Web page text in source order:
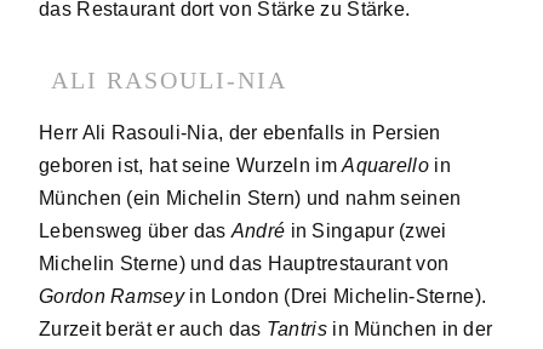
das Restaurant dort von Stärke zu Stärke.
ALI RASOULI-NIA
Herr Ali Rasouli-Nia, der ebenfalls in Persien
geboren ist, hat seine Wurzeln imAquarelloin
München (ein Michelin Stern) und nahm seinen
Lebensweg über das André in Singapur (zwei
Michelin Sterne) und das Hauptrestaurant von
Gordon Ramseyin London (Drei Michelin-Sterne).
Zurzeit berät er auch das Tantrisin München in der